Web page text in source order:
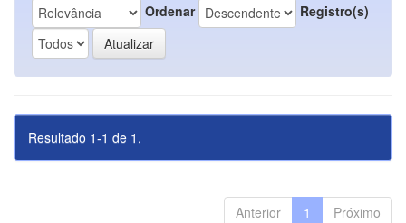
Ordenar
Registro(s)
Resultado 1-1 de 1.
Anterior 1 Próximo